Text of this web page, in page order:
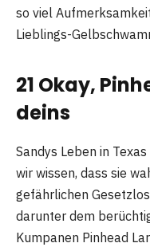
so viel
Lieblings-
21 Okay,
deins
Sandys Leben in
wir wissen, dass sie
gefährlichen
darunter dem
Kumpanen Pinhead